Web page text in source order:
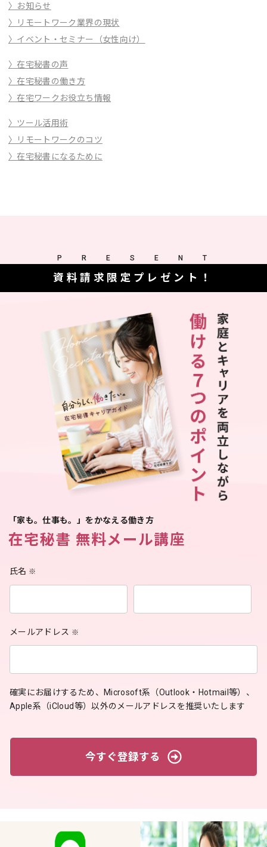
〉お知らせ
〉リモートワーク業界の現状
〉イベント・セミナー（女性向け）
〉在宅秘書の声
〉在宅秘書の働き方
〉在宅ワークお役立ち情報
〉ツール活用術
〉リモートワークのコツ
〉在宅秘書になるために
PRESENT
資料請求限定プレゼント！
「家も。仕事も。」をかなえる働き方
在宅秘書 無料メール講座
氏名 ※
メールアドレス ※
確実にお届けするため、Microsoft系（Outlook・Hotmail等）、
Apple系（iCloud等）以外のメールアドレスを推奨いたします
今すぐ登録する